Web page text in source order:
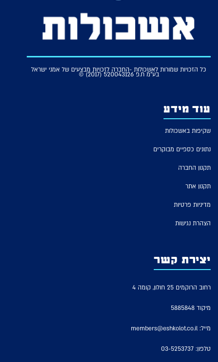
כל הזכויות שמורות לאשכולות -החברה לזכויות מבצעים של אמני ישראל
בע"מ ח.פ 520043126 (2017) ©
עוד מידע
שקיפות באשכולות
נתונים כספיים מבוקרים
תקנון החברה
תקנון אתר
מדיניות פרטיות
הצהרת נגישות
יצירת קשר
רחוב הרוקמים 25 חולון, קומה 4
מיקוד 5885848
מייל: members@eshkolot.co.il
טלפון: 03-5253737